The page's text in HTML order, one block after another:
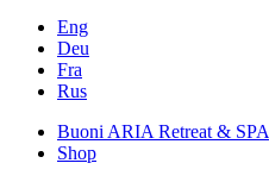
Eng
Deu
Fra
Rus
Buoni ARIA Retreat & SPA
Shop